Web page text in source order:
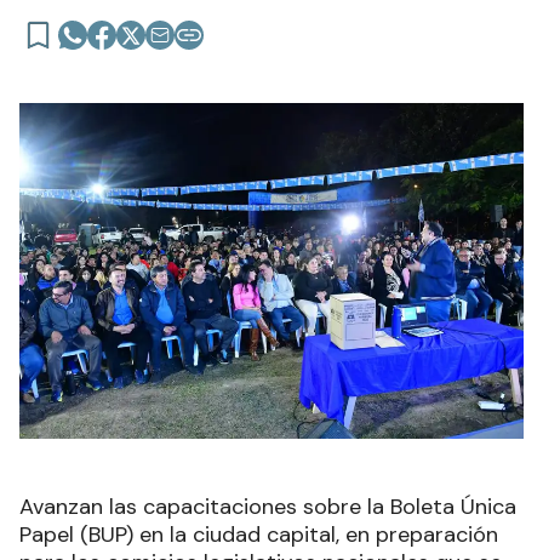
Avanzan las capacitaciones sobre la Boleta Única
Papel (BUP) en la ciudad capital, en preparación